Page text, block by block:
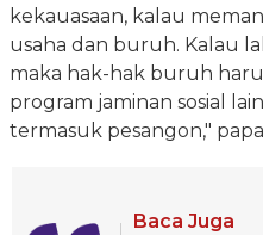
kekauasaan, kalau
usaha dan buruh. Kalau
maka hak-hak buruh
program jaminan sosial
termasuk pesangon,"
Baca Juga